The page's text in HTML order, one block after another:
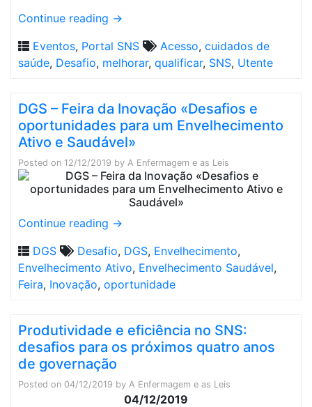
Continue reading →
Eventos, Portal SNS Acesso, cuidados de
saúde, Desafio, melhorar, qualificar, SNS, Utente
DGS – Feira da Inovação «Desafios e
oportunidades para um Envelhecimento
Ativo e Saudável»
Posted on 12/12/2019 by A Enfermagem e as Leis
Continue reading →
DGS
Desafio, DGS, Envelhecimento,
Envelhecimento Ativo, Envelhecimento Saudável,
Feira, Inovação, oportunidade
Produtividade e eficiência no SNS:
desafios para os próximos quatro anos
de governação
Posted on 04/12/2019 by A Enfermagem e as Leis
04/12/2019